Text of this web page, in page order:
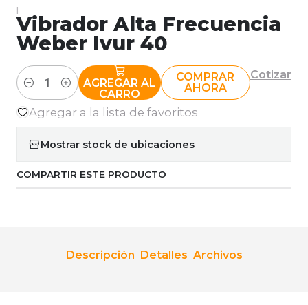
|
Vibrador Alta Frecuencia
Weber Ivur 40
Cantidad
AGREGAR AL
CARRO
COMPRAR
AHORA
Cotizar
Agregar a la lista de favoritos
Mostrar stock de ubicaciones
COMPARTIR ESTE PRODUCTO
Descripción Detalles Archivos